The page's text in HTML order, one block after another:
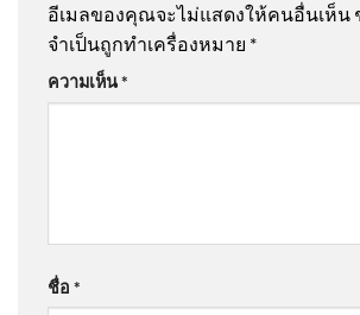
อีเมลของคุณจะไม่แสดงให้คนอื่นเห็น
จำเป็นถูกทำเครื่องหมาย *
ความเห็น*
ชื่อ *